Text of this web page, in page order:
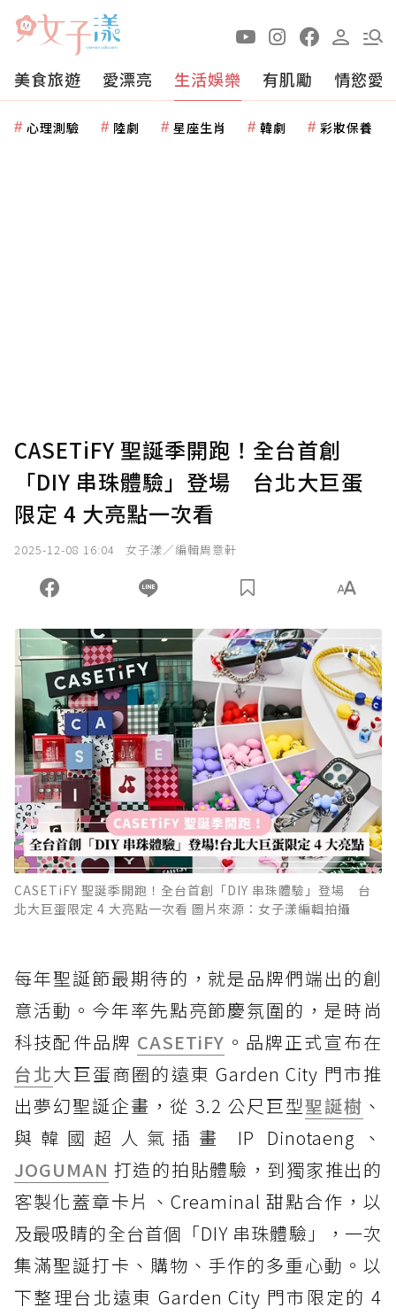
美食旅遊 愛漂亮 生活娛樂 有肌勵 情慾愛
心理測驗 陸劇 星座生肖 韓劇 彩妝保養
CASETiFY 聖誕季開跑！全台首創
「DIY 串珠體驗」登場 台北大巨蛋
限定 4 大亮點一次看
2025-12-08 16:04 女子漾／編輯周意軒
CASETiFY 聖誕季開跑！全台首創「DIY 串珠體驗」登場 台
北大巨蛋限定 4 大亮點一次看 圖片來源：女子漾編輯拍攝
每年聖誕節最期待的，就是品牌們端出的創
意活動。今年率先點亮節慶氛圍的，是時尚
科技配件品牌 CASETiFY 。品牌正式宣布在
台北大巨蛋商圈的遠東 Garden City 門市推
出夢幻聖誕企畫，從 3.2 公尺巨型聖誕樹 、
與韓國超人氣插畫 IP Dinotaeng、
JOGUMAN 打造的拍貼體驗，到獨家推出的
客製化蓋章卡片、Creaminal 甜點合作，以
及最吸睛的全台首個「DIY 串珠體驗」，一次
集滿聖誕打卡、購物、手作的多重心動。以
下整理台北遠東 Garden City 門市限定的 4